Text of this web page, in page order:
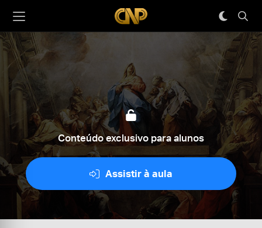
Conteúdo exclusivo para alunos
Assistir à aula